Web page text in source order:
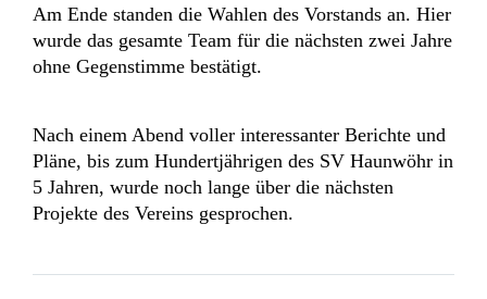
Am Ende standen die Wahlen des Vorstands an. Hier
wurde das gesamte Team für die nächsten zwei Jahre
ohne Gegenstimme bestätigt.
Nach einem Abend voller interessanter Berichte und
Pläne, bis zum Hundertjährigen des SV Haunwöhr in
5 Jahren, wurde noch lange über die nächsten
Projekte des Vereins gesprochen.